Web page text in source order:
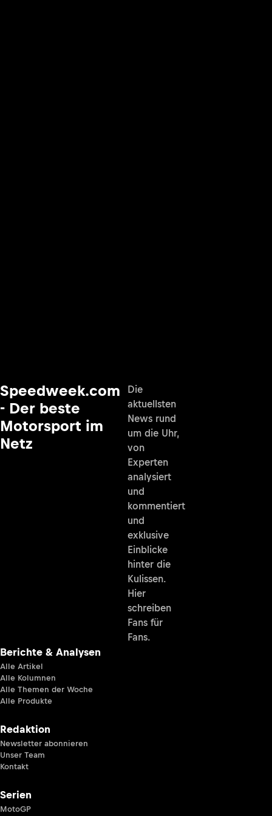
Speedweek.com
- Der beste
Motorsport im
Netz
Die
aktuellsten
News rund
um die Uhr,
von
Experten
analysiert
und
kommentiert
und
exklusive
Einblicke
hinter die
Kulissen.
Hier
schreiben
Fans für
Fans.
Berichte & Analysen
Alle Artikel
Alle Kolumnen
Alle Themen der Woche
Alle Produkte
Redaktion
Newsletter abonnieren
Unser Team
Kontakt
Serien
MotoGP